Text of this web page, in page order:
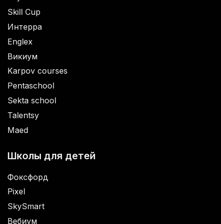
Skill Cup
Интерра
Englex
Викиум
Karpov courses
Pentaschool
Sekta school
Talentsy
Maed
Школы для детей
Фоксфорд
Pixel
SkySmart
Вебиум